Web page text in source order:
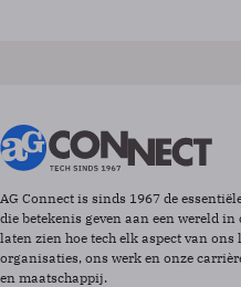
AG Connect is sinds 1967 de
die betekenis geven aan een wereld
laten zien hoe tech elk aspect van ons
organisaties, ons werk en onze
en maatschappij.